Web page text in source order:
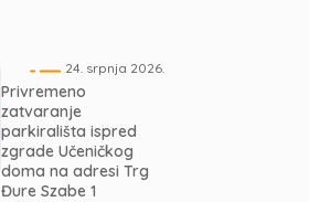
24. srpnja 2026.
Privremeno
zatvaranje
parkirališta ispred
zgrade Učeničkog
doma na adresi Trg
Đure Szabe 1